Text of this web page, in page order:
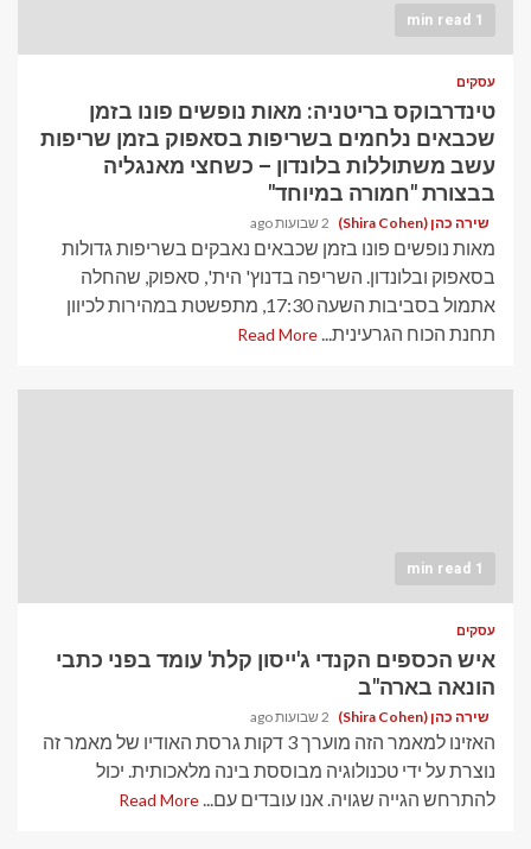
1 min read
עסקים
טינדרבוקס בריטניה: מאות נופשים פונו בזמן
שכבאים נלחמים בשריפות בסאפוק בזמן שריפות
עשב משתוללות בלונדון – כשחצי מאנגליה
בבצורת "חמורה במיוחד"
שירה כהן (Shira Cohen) 2 שבועות ago
מאות נופשים פונו בזמן שכבאים נאבקים בשריפות גדולות
בסאפוק ובלונדון. השריפה בדנוץ' הית', סאפוק, שהחלה
אתמול בסביבות השעה 17:30, מתפשטת במהירות לכיוון
תחנת הכוח הגרעינית... Read More
1 min read
עסקים
איש הכספים הקנדי ג'ייסון קלת' עומד בפני כתבי
הונאה בארה"ב
שירה כהן (Shira Cohen) 2 שבועות ago
האזינו למאמר הזה מוערך 3 דקות גרסת האודיו של מאמר זה
נוצרת על ידי טכנולוגיה מבוססת בינה מלאכותית. יכול
להתרחש הגייה שגויה. אנו עובדים עם... Read More